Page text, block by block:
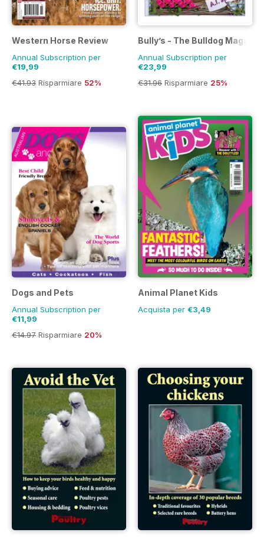
Western Horse Review
Annual Subscription per
€19,99
€41.93 Risparmiare 52%
Bully’s - The Bulldog
Annual Subscription per
€23,99
€31.96 Risparmiare 25%
Dogs and Pets
Annual Subscription per
€11,99
€14.97 Risparmiare 20%
Animal Planet Kids
Acquista per €3,49